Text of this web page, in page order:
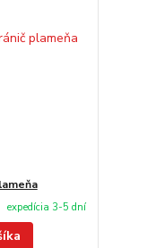
expedícia 3-5 dní